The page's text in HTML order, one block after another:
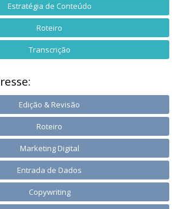
Estratégia de Conteúdo
Roteiro
Transcrição
Edição & Revisão
Roteiro
Marketing Digital
Entrada de Dados
Copywriting